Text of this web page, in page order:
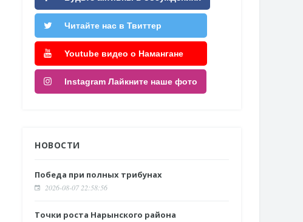
Читайте нас в Твиттер
Youtube видео о Намангане
Instagram Лайкните наше фото
НОВОСТИ
Победа при полных трибунах
2026-08-07 22:58:56
Точки роста Нарынского района